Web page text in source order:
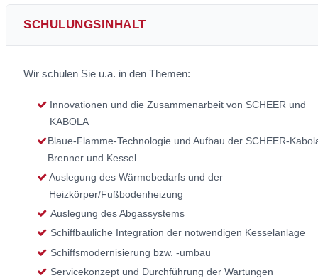
SCHULUNGSINHALT
Wir schulen Sie u.a. in den Themen:
Innovationen und die Zusammenarbeit von SCHEER und
KABOLA
Blaue-Flamme-Technologie und Aufbau der SCHEER-
Brenner und Kessel
Auslegung des Wärmebedarfs und der
Heizkörper/Fußbodenheizung
Auslegung des Abgassystems
Schiffbauliche Integration der notwendigen Kesselanlage
Schiffsmodernisierung bzw. -umbau
Servicekonzept und Durchführung der Wartungen